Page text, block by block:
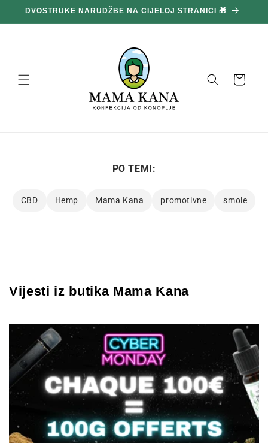
na
sadržaj
100 g GRATIS ZA SVAKIH POTROŠENIH 100 € 🔥
Košara
PO TEMI:
CBD Hemp Mama Kana promotivne smole
Vijesti iz butika Mama Kana